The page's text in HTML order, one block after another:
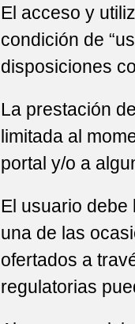
El acceso y
condición de
disposiciones
La prestación
limitada al
portal y/o a
El usuario debe
una de las
ofertados a
regulatorias